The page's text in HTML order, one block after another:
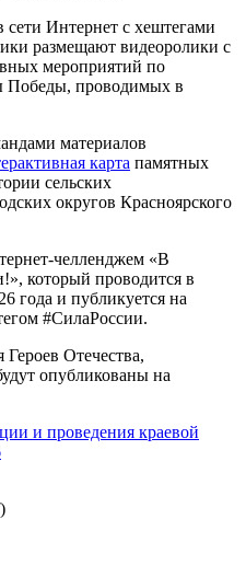
Интернет с хештегами
размещают видеоролики с
мероприятий по
Победы, проводимых в
материалов
карта памятных
сельских
округов Красноярского
челленджем «В
который проводится в
года и публикуется на
#СилаРоссии.
Героев Отечества,
опубликованы на
и проведения краевой